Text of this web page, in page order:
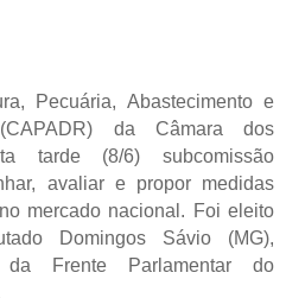
Pecuária, Abastecimento e
da Câmara dos
tarde (8/6) subcomissão
avaliar e propor medidas
mercado nacional. Foi eleito
Domingos Sávio (MG),
Frente Parlamentar do